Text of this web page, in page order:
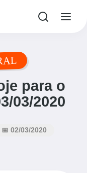
para o
03/2020
📅 02/03/2020